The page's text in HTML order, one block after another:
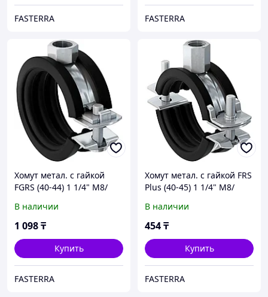
FASTERRA FASTERRA
Хомут метал. с гайкой
FGRS (40-44) 1 1/4" М8/
В наличии
1 098₸
Купить
FASTERRA
Хомут метал. с гайкой FRS
Plus (40-45) 1 1/4" М8/
В наличии
454₸
Купить
FASTERRA